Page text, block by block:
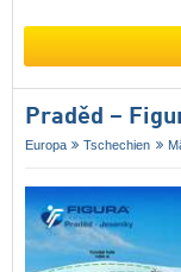
Praděd –
Europa Tschechien